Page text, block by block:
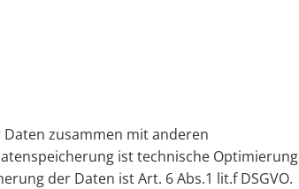
Daten zusammen mit anderen
ist technische Optimierung
der Daten ist Art. 6 Abs.1 lit.f DSGVO.